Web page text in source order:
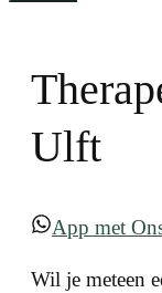
Ulft
App met
Wil je meteen